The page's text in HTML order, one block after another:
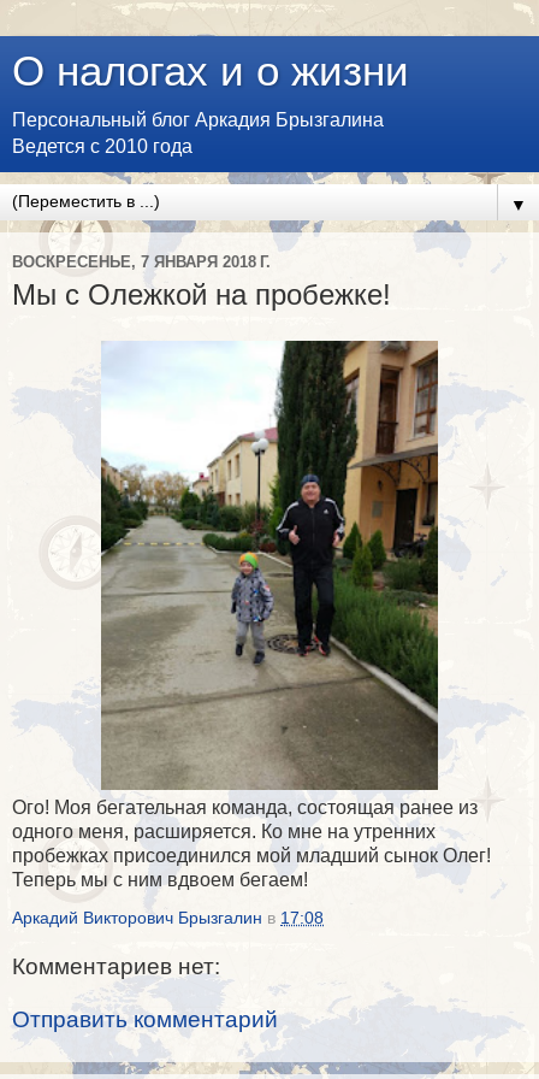
О налогах и о жизни
Персональный блог Аркадия Брызгалина
Ведется с 2010 года
▼
ВОСКРЕСЕНЬЕ, 7 ЯНВАРЯ 2018 Г.
Мы с Олежкой на пробежке!
Ого! Моя бегательная команда, состоящая ранее из
одного меня, расширяется. Ко мне на утренних
пробежках присоединился мой младший сынок Олег!
Теперь мы с ним вдвоем бегаем!
Аркадий Викторович Брызгалин в 17:08
Комментариев нет:
Отправить комментарий